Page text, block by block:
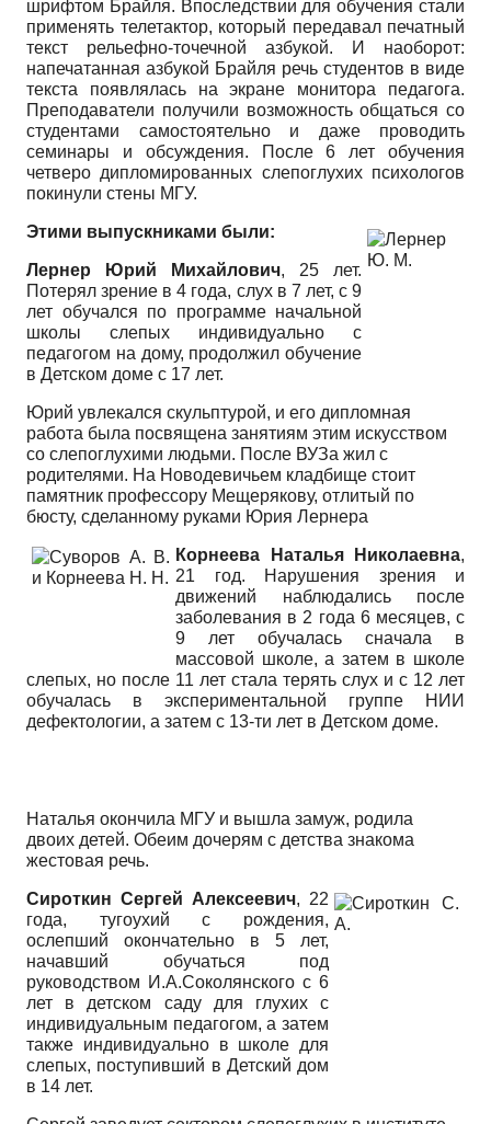
шрифтом Брайля. Впоследствии для обучения стали
применять телетактор, который передавал печатный
текст рельефно-точечной азбукой. И наоборот:
напечатанная азбукой Брайля речь студентов в виде
текста появлялась на экране монитора педагога.
Преподаватели получили возможность общаться со
студентами самостоятельно и даже проводить
семинары и обсуждения. После 6 лет обучения
четверо дипломированных слепоглухих психологов
покинули стены МГУ.
Этими выпускниками были:
Лернер Юрий Михайлович, 25 лет.
Потерял зрение в 4 года, слух в 7 лет, с 9
лет обучался по программе начальной
школы слепых индивидуально с
педагогом на дому, продолжил обучение
в Детском доме с 17 лет.
Юрий увлекался скульптурой, и его дипломная
работа была посвящена занятиям этим искусством
со слепоглухими людьми. После ВУЗа жил с
родителями. На Новодевичьем кладбище стоит
памятник профессору Мещерякову, отлитый по
бюсту, сделанному руками Юрия Лернера
Корнеева Наталья Николаевна,
21 год. Нарушения зрения и
движений наблюдались после
заболевания в 2 года 6 месяцев, с
9 лет обучалась сначала в
массовой школе, а затем в школе
слепых, но после 11 лет стала терять слух и с 12 лет
обучалась в экспериментальной группе НИИ
дефектологии, а затем с 13-ти лет в Детском доме.
Наталья окончила МГУ и вышла замуж, родила
двоих детей. Обеим дочерям с детства знакома
жестовая речь.
Сироткин Сергей Алексеевич, 22
года, тугоухий с рождения,
ослепший окончательно в 5 лет,
начавший обучаться под
руководством И.А.Соколянского с 6
лет в детском саду для глухих с
индивидуальным педагогом, а затем
также индивидуально в школе для
слепых, поступивший в Детский дом
в 14 лет.